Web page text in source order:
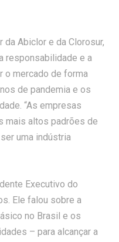
Abiclor e da Clorosur,
responsabilidade e a
o mercado de forma
de pandemia e os
“As empresas
mais altos padrões de
uma indústria
Executivo do
Ele falou sobre a
no Brasil e os
– para alcançar a